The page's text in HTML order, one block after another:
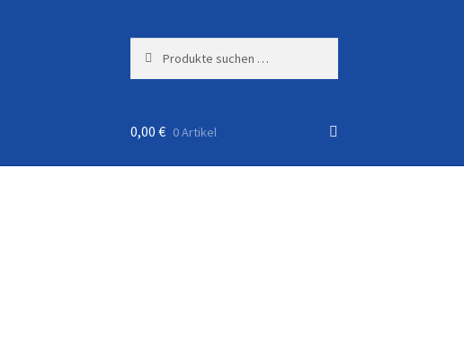
nach:
0,00 € 0 Artikel